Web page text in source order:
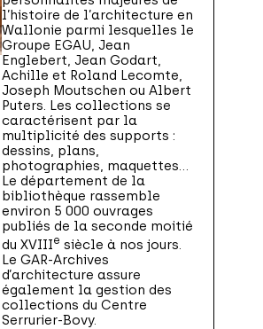
l’histoire de l’architecture en
Wallonie parmi lesquelles le
Groupe EGAU, Jean
Englebert, Jean Godart,
Achille et Roland Lecomte,
Joseph Moutschen ou Albert
Puters. Les collections se
caractérisent par la
multiplicité des supports :
dessins, plans,
photographies, maquettes…
Le département de la
bibliothèque rassemble
environ 5 000 ouvrages
publiés de la seconde moitié
du XVIIIe siècle à nos jours.
Le GAR-Archives
d’architecture assure
également la gestion des
collections du Centre
Serrurier-Bovy.